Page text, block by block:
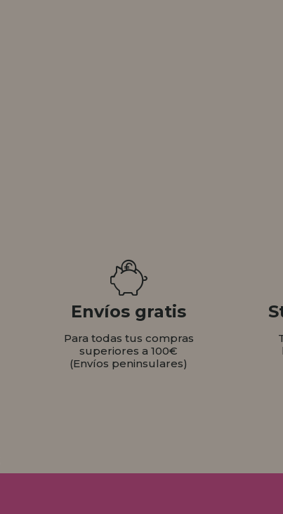
Envíos gratis
Para todas tus compras
superiores a 100€
(Envíos peninsulares)